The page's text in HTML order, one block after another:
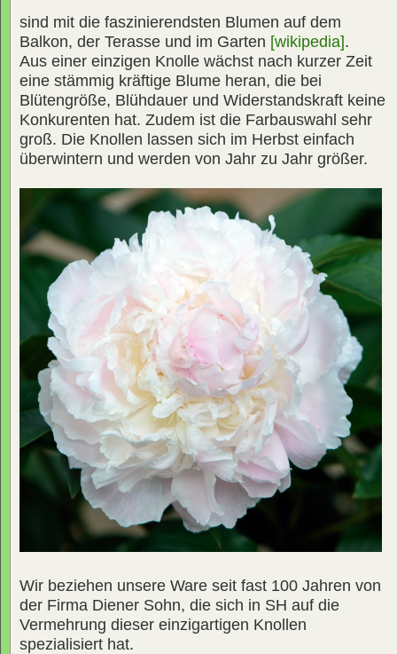
sind mit die faszinierendsten Blumen auf dem
Balkon, der Terasse und im Garten [wikipedia].
Aus einer einzigen Knolle wächst nach kurzer Zeit
eine stämmig kräftige Blume heran, die bei
Blütengröße, Blühdauer und Widerstandskraft keine
Konkurenten hat. Zudem ist die Farbauswahl sehr
groß. Die Knollen lassen sich im Herbst einfach
überwintern und werden von Jahr zu Jahr größer.
Wir beziehen unsere Ware seit fast 100 Jahren von
der Firma Diener Sohn, die sich in SH auf die
Vermehrung dieser einzigartigen Knollen
spezialisiert hat.